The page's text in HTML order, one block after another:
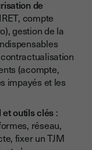
activité
de
compte
gestion de la
(acompte,
impayés et les
outils clés :
réseau,
fixer un TJM